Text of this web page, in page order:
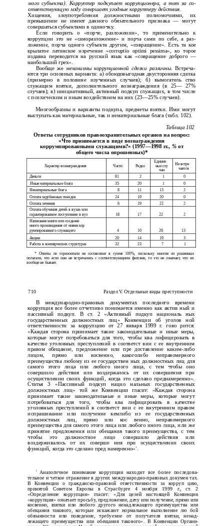
мого субъекта). Корруптер подкупает коррупционера, а тот за со­
ответствующую мзду совершает угодные корруптеру действия.
Хищения, злоупотребления должностными полномочиями, их
превышение не имеют данного обязательного признака — могут
совершаться субъектами в одиночку.
Если говорить о «порче, разложении», то применительно к
коррупции это не «саморазложение» и порча сами по себе, а раз­
ложение, порча одного субъекта другим, «совращение». Есть та­ кое
крылатое латинское изречение «corruptio optimi pessima», ко­ торое
издавна переводится на русский язык как «совращение доброго —
наибольший грех».
Вообще жемеханизмы коррупционной сделки различны.Встреча­
ются три основных варианта: а) обоюдовыгодная двусторонняя сделка
(примерно в половине изученных случаев); б) вымогатель­ ство
служащим взятки, дополнительного вознаграждения (в 25— 27%
случаев); в) инициативный, активный подкуп служащих, в том числе
с психическим и иным воздействием на них (23—25% случаев).
Многообразны и варианты подкупа, предметы взятки. Ими могут
выступать как материальные, так и нематериальные блага (табл. 102).
Таблица 102
Ответы сотрудников правоохранительных органов на вопрос:
«Что принимается в виде вознаграждения
коррумпированными служащими?» (1997—1998 гг., %от
общего числа опрошенных)*
Единич­
Не встре­
Характер вознаграждения Часто Редко ные слу­
чается
чаи
Деньги
81 2 1
0
Иные материальные блага
35 20 1 0
Нематериальные блага 8 11 13 2
Оплата зарубежных поездок 24 19 20 0
Оплата лечения 6 19 22
2
Оплата обучения детей в вузах или
гарантированное поступление в вуз 18 17 22
2
Написание книги или создание
иного произведения от имени кор­
румпированного служащего 4 10 26
13
Акции
20 14 19
3
Работа в коммерческих структурах
32 23 7 1
* Ответы по горизонтали не составляют в сумме 100%, поскольку многие оп­ рошенные
полагали, что если они не встречались с соответствующими фактами, то это не означает, что их
вообще не бывает.
710
Раздел V. Отдельные виды преступности
В международно-правовых документах последнего времени
коррупция все более отчетливо понимается именно как актив­ ный и
пассивный подкуп. В ст. 2 «Активный подкуп националь­ ных
государственных должностных лиц» Конвенции об уголов­ ной
ответственности за коррупцию от 27 января 1999 г. гово­ рится:
«Каждая сторона принимает такие законодательные и иные меры,
которые могут потребоваться для того, чтобы ква­ лифицировать в
качестве уголовных преступлений в соответст­ вии с ее внутренним
правом обещание, предложение или пре­ доставление каким-либо
лицом, прямо или косвенно, какоголибо неправомерного
преимущества любому из ее государствен­ ных должностных лиц для
самого этого лица или любого иного лица, с тем чтобы оно
совершило действия или воздержалось от их совершения при
осуществлении своих функций, когда это сделано преднамеренно».
Статья 3 «Пассивный подкуп нацио­ нальных государственных
должностных лиц» той же Конвенции гласит: «Каждая сторона
принимает такие законодательные и иные меры, которые могут
потребоваться для того, чтобы ква­ лифицировать в качестве
уголовных преступлений в соответст­ вии с ее внутренним правом
испрашивание или получение кемлибо из ее государственных
должностных лиц, прямо или кос­ венно, неправомерного
преимущества для самого этого лица или любого иного лица, или же
принятие предложения или обещания такого преимущества, с тем
чтобы это должностное лицо совершило действия или
воздерживалось от их соверше­ ния при осуществлении своих
функций, когда это сделано пред­ намеренно»1.
1 Аналогичное понимание коррупции находит все более последова­
тельное и четкое отражение в других международно-правовых докумен­ тах.
В Конвенции о гражданско-правовой ответственности за корруп­ цию,
принятой Советом Европы в Страсбурге 4 ноября 1999 г., ст. 2
«Определение коррупции» гласит: «Для целей настоящей Конвенции
«коррупция» означает просьбу, предложение, дачу или получение, прямо или
косвенно, взятки или любого другого ненадлежащего преимущества или
обещания такового, которые искажают нормальное выполнение лю­ бой
обязанности или поведение, требуемое от получателя взятки, ненад­
лежащего преимущества или обещания такового». В Конвенции Органи­